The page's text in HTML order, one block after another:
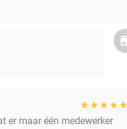
er maar één medewerker